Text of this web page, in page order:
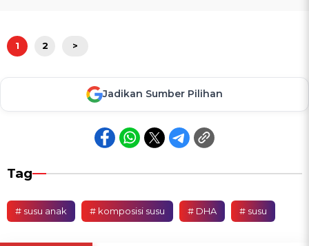
1 2 >
Jadikan Sumber Pilihan
Tag
# susu anak # komposisi susu # DHA # susu